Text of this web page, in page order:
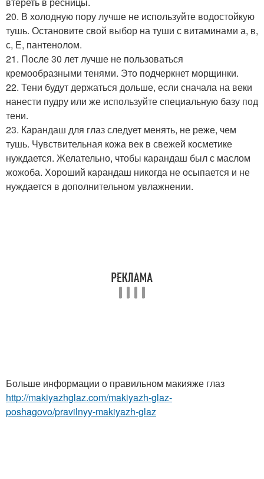
20. В холодную пору лучше не используйте водостойкую
тушь. Остановите свой выбор на туши с витаминами а, в,
с, Е, пантенолом.
21. После 30 лет лучше не пользоваться
кремообразными тенями. Это подчеркнет морщинки.
22. Тени будут держаться дольше, если сначала на веки
нанести пудру или же используйте специальную базу под
тени.
23. Карандаш для глаз следует менять, не реже, чем
тушь. Чувствительная кожа век в свежей косметике
нуждается. Желательно, чтобы карандаш был с маслом
жожоба. Хороший карандаш никогда не осыпается и не
нуждается в дополнительном увлажнении.
Больше информации о правильном макияже глаз
http://makiyazhglaz.com/makiyazh-glaz-
poshagovo/pravilnyy-makiyazh-glaz